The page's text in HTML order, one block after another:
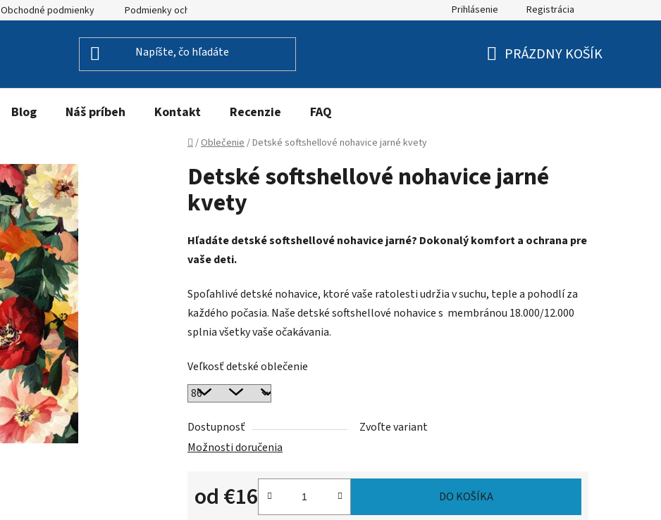
Obchodné podmienky Podmienky ochrany osobných údajov Prihlásenie Registrácia
PRÁZDNY KOŠÍK
Blog Náš príbeh Kontakt Recenzie FAQ
Domov
/Oblečenie/Detské softshellové nohavice jarné kvety
Detské softshellové nohavice jarné
kvety
Hľadáte detské softshellové nohavice jarné? Dokonalý komfort a ochrana pre
vaše deti.
Spoľahlivé detské nohavice, ktoré vaše ratolesti udržia v suchu, teple a pohodlí za
každého počasia. Naše detské softshellové nohavice s membránou 18.000/12.000
splnia všetky vaše očakávania.
Veľkosť detské oblečenie
Dostupnosť
Zvoľte variant
Možnosti doručenia
od€16 DO KOŠÍKA